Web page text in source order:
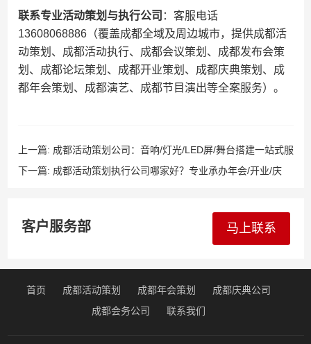
​联系专业活动策划与执行公司​ ​：客服电话
13608068886（覆盖成都全域及周边城市，提供成都活
动策划、成都活动执行、成都会议策划、成都发布会策
划、成都论坛策划、成都开业策划、成都庆典策划、成
都年会策划、成都演艺、成都节目演出等全案服务）。
上一篇: 成都活动策划公司：音响/灯光/LED屏/舞台搭建一站式服
务！专业提供舞美设计、会场布置、演出设备、活动用品及主持
下一篇: 成都活动策划执行公司哪家好？专业承办年会/开业/庆
客户服务部 马上联系
首页 成都活动策划 成都年会策划
成都庆典公司
成都会务公司
联系我们